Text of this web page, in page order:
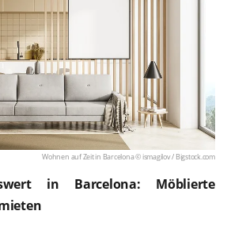
Wohnen auf Zeit in Barcelona © ismagilov / Bigstock.com
in Barcelona: Möblierte